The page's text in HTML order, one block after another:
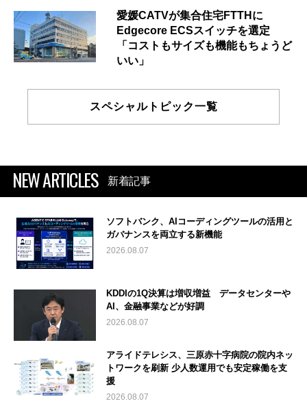
愛媛CATVが集合住宅FTTHに
Edgecore ECSスイッチを選定
「コストもサイズも機能もちょうど
いい」
スペシャルトピック一覧
NEW ARTICLES 新着記事
ソフトバンク、AIコーディングツールの活用と
ガバナンスを両立する新機能
2026.08.07
KDDIの1Q決算は増収増益 データセンターや
AI、金融事業などが好調
2026.08.07
アライドテレシス、三原赤十字病院の院内ネッ
トワークを刷新 少人数運用でも安定稼働を支
援
2026.08.07